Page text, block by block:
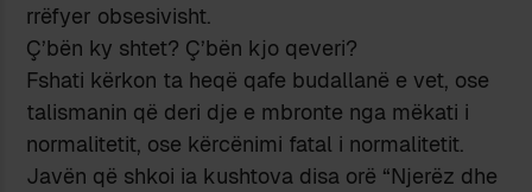
rrëfyer obsesivisht.
Ç’bën ky shtet? Ç’bën kjo qeveri?
Fshati kërkon ta heqë qafe budallanë e vet, ose
talismanin që deri dje e mbronte nga mëkati i
normalitetit, ose kërcënimi fatal i normalitetit.
Javën që shkoi ia kushtova disa orë “Njerëz dhe